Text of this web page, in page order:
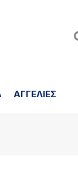
ΑΓΓΕΛΙΕΣ